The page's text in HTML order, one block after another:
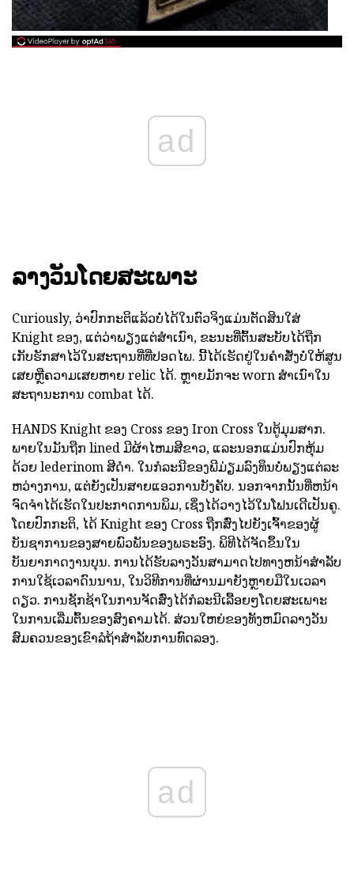
ad
ລາງວັນໂດຍສະເພາະ
Curiously, ວ່າປົກກະຕິແລ້ວບໍ່ໄດ້ໃນຕົວຈິງແມ່ນຕັດສິນໃສ່
Knight ຂອງ, ແຕ່ວ່າພຽງແຕ່ສໍາເນົາ, ຂະນະທີ່ຕົ້ນສະບັບໄດ້ຖືກ
ເກັບຮັກສາໄວ້ໃນສະຖານທີ່ທີ່ປອດໄພ. ນີ້ໄດ້ເຮັດຢູ່ໃນຄໍາສັ່ງບໍ່ໃຫ້ສູນ
ເສຍຫຼືຄວາມເສຍຫາຍ relic ໄດ້. ຫຼາຍມັກຈະ worn ສໍາເນົາໃນ
ສະຖານະການ combat ໄດ້.
HANDS Knight ຂອງ Cross ຂອງ Iron Cross ໃນຕູ້ມຸມສາກ.
ພາຍໃນມັນຖືກ lined ມີຜ້າໄຫມສີຂາວ, ແລະນອກແມ່ນປົກຫຸ້ມ
ດ້ວຍ lederinom ສີດໍາ. ໃນກໍລະນີຂອງພີມ່ຽມລົງທຶນບໍ່ພຽງແຕ່ລະ
ຫວ່າງການ, ແຕ່ຍັງເປັນສາຍແອວການບັງຄັບ. ນອກຈາກນັ້ນທີ່ຫນ້າ
ຈົດຈໍາໄດ້ເຮັດໃນປະກາດການພິມ, ເຊິ່ງໄດ້ວາງໄວ້ໃນໂຟນເດີເປັນຄູ.
ໂດຍປົກກະຕິ, ໄດ້ Knight ຂອງ Cross ຖືກສົ່ງໄປຍັງເຈົ້າຂອງຜູ້
ບັນຊາການຂອງສາຍພົວພັນຂອງພຣະອົງ. ພິທີໄດ້ຈັດຂຶ້ນໃນ
ບັນຍາກາດງານບຸນ. ການໄດ້ຮັບລາງວັນສາມາດໄປທາງຫນ້າສໍາລັບ
ການໃຊ້ເວລາດົນນານ, ໃນວິທີການທີ່ຜ່ານມາຍັງຫຼາຍມືໃນເວລາ
ດຽວ. ການຊັກຊ້າໃນການຈັດສົ່ງໄດ້ກໍລະນີເລື້ອຍໆໂດຍສະເພາະ
ໃນການເລີ່ມຕົ້ນຂອງສົງຄາມໄດ້. ສ່ວນໃຫຍ່ຂອງທັງຫມົດລາງວັນ
ສົມຄວນຂອງເຂົາລໍຖ້າສໍາລັບການທົດລອງ.
ad